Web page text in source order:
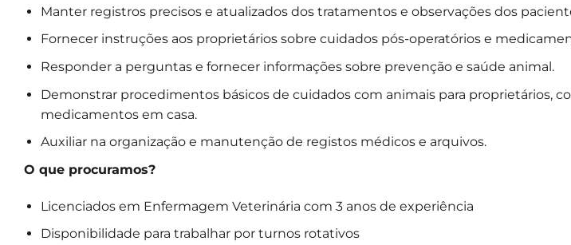
Manter registros precisos e atualizados dos tratamentos e observações dos
Fornecer instruções aos proprietários sobre cuidados pós-operatórios e
Responder a perguntas e fornecer informações sobre prevenção e saúde animal.
Demonstrar procedimentos básicos de cuidados com animais para proprietários,
medicamentos em casa.
Auxiliar na organização e manutenção de registos médicos e arquivos.
O que procuramos?
Licenciados em Enfermagem Veterinária com 3 anos de experiência
Disponibilidade para trabalhar por turnos rotativos